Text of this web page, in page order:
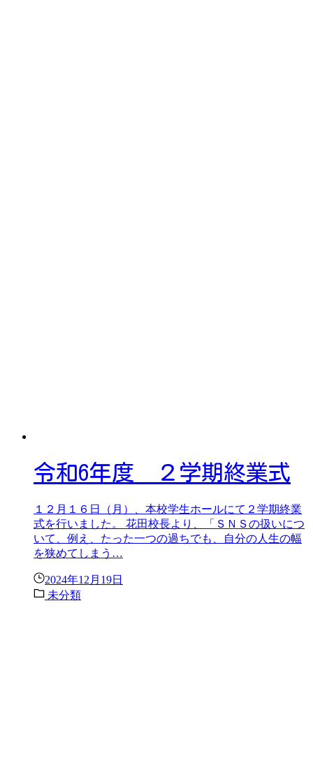
令和6年度 ２学期終業式
１２月１６日（月）、本校学生ホールにて２学期終業
式を行いました。 花田校長より、「ＳＮＳの扱いにつ
いて、例え、たった一つの過ちでも、自分の人生の幅
を狭めてしまう…
2024年12月19日
未分類